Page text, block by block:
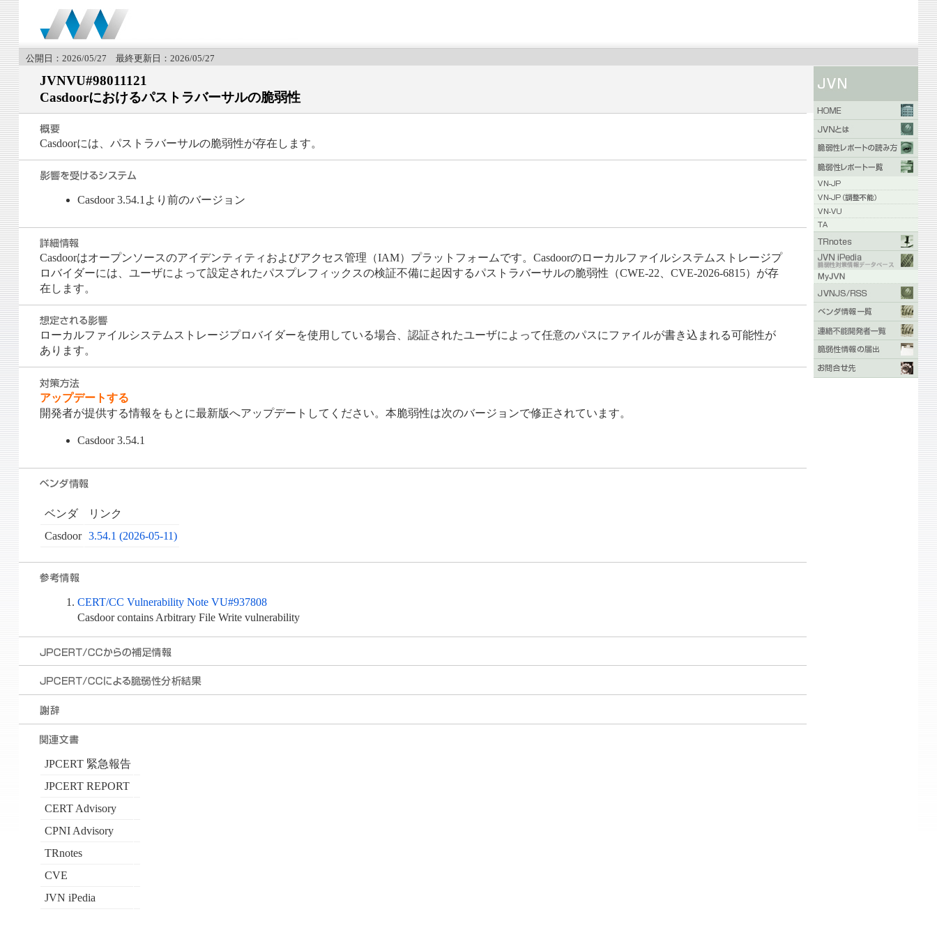
公開日：2026/05/27 最終更新日：2026/05/27
JVNVU#98011121
Casdoorにおけるパストラバーサルの脆弱性
Casdoorには、パストラバーサルの脆弱性が存在します。
Casdoor 3.54.1より前のバージョン
Casdoorはオープンソースのアイデンティティおよびアクセス管理（IAM）プラットフォームです。Casdoorのローカルファイルシステムストレージプ
ロバイダーには、ユーザによって設定されたパスプレフィックスの検証不備に起因するパストラバーサルの脆弱性（CWE-22、CVE-2026-6815）が存
在します。
ローカルファイルシステムストレージプロバイダーを使用している場合、認証されたユーザによって任意のパスにファイルが書き込まれる可能性が
あります。
アップデートする
開発者が提供する情報をもとに最新版へアップデートしてください。本脆弱性は次のバージョンで修正されています。
Casdoor 3.54.1
ベンダ
リンク
Casdoor 3.54.1 (2026-05-11)
CERT/CC Vulnerability Note VU#937808
Casdoor contains Arbitrary File Write vulnerability
JPCERT 緊急報告
JPCERT REPORT
CERT Advisory
CPNI Advisory
TRnotes
CVE
JVN iPedia